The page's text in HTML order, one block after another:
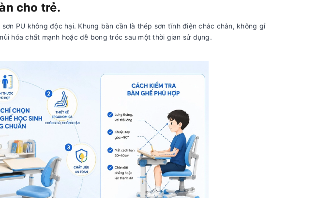
cho trẻ.
PU không độc hại. Khung bàn cần là thép sơn tĩnh điện chắc chắn, không gỉ
hóa chất mạnh hoặc dễ bong tróc sau một thời gian sử dụng.